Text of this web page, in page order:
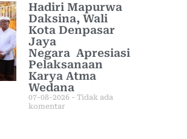
Hadiri Mapurwa
Daksina, Wali
Kota Denpasar
Jaya
Negara Apresiasi
Pelaksanaan
Karya Atma
Wedana
07-08-2026
Tidak ada
komentar